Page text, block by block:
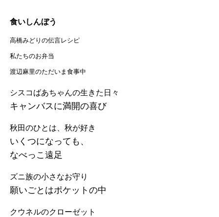
食いしんぼう
高橋みどりの伝言レシピ
私たちのお弁当
渡辺麻里のただいま食事中
シスコばあちゃんの生きた日々
キャンバスに満開の喜び
秋田のひとは、秋が好き
いくつになっても、
なべっこ遠足
ズニ族の小さなお守り
願いごとはポケットの中
クウネルのクローゼット